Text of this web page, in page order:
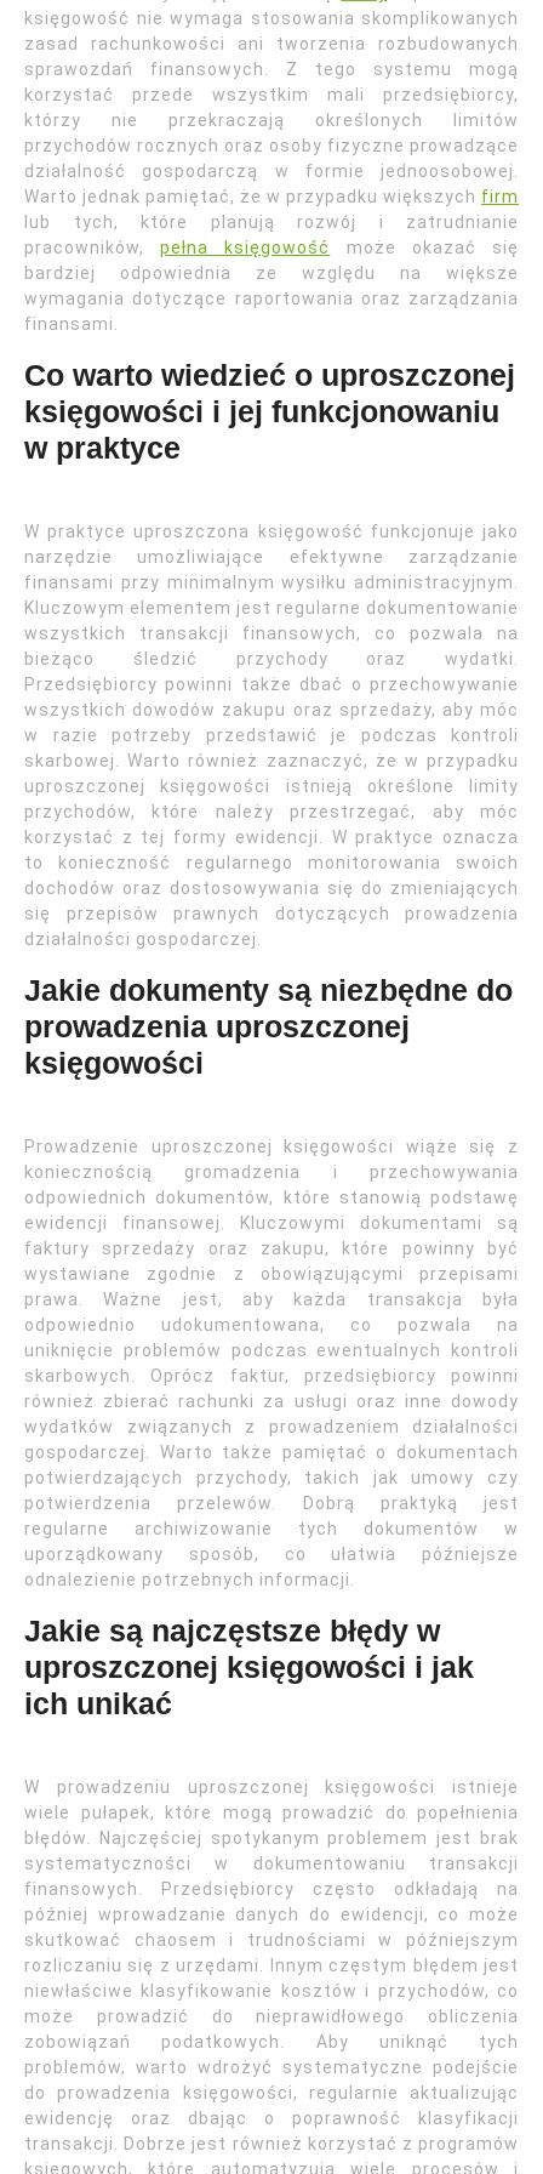
księgowość nie wymaga stosowania skomplikowanych
zasad rachunkowości ani tworzenia rozbudowanych
sprawozdań finansowych. Z tego systemu mogą
korzystać przede wszystkim mali przedsiębiorcy,
którzy nie przekraczają określonych limitów
przychodów rocznych oraz osoby fizyczne prowadzące
działalność gospodarczą w formie jednoosobowej.
Warto jednak pamiętać, że w przypadku większych firm
lub tych, które planują rozwój i zatrudnianie
pracowników,pełna księgowość
może okazać się
bardziej odpowiednia ze względu na większe
wymagania dotyczące raportowania oraz zarządzania
finansami.
Co warto wiedzieć o uproszczonej
księgowości i jej funkcjonowaniu
w praktyce
W praktyce uproszczona księgowość funkcjonuje jako
narzędzie umożliwiające efektywne zarządzanie
finansami przy minimalnym wysiłku administracyjnym.
Kluczowym elementem jest regularne dokumentowanie
wszystkich transakcji finansowych, co pozwala na
bieżąco śledzić przychody oraz wydatki.
Przedsiębiorcy powinni także dbać o przechowywanie
wszystkich dowodów zakupu oraz sprzedaży, aby móc
w razie potrzeby przedstawić je podczas kontroli
skarbowej. Warto również zaznaczyć, że w przypadku
uproszczonej księgowości istnieją określone limity
przychodów, które należy przestrzegać, aby móc
korzystać z tej formy ewidencji. W praktyce oznacza
to konieczność regularnego monitorowania swoich
dochodów oraz dostosowywania się do zmieniających
się przepisów prawnych dotyczących prowadzenia
działalności gospodarczej.
Jakie dokumenty są niezbędne do
prowadzenia uproszczonej
księgowości
Prowadzenie uproszczonej księgowości wiąże się z
koniecznością gromadzenia i przechowywania
odpowiednich dokumentów, które stanowią podstawę
ewidencji finansowej. Kluczowymi dokumentami są
faktury sprzedaży oraz zakupu, które powinny być
wystawiane zgodnie z obowiązującymi przepisami
prawa. Ważne jest, aby każda transakcja była
odpowiednio udokumentowana, co pozwala na
uniknięcie problemów podczas ewentualnych kontroli
skarbowych. Oprócz faktur, przedsiębiorcy powinni
również zbierać rachunki za usługi oraz inne dowody
wydatków związanych z prowadzeniem działalności
gospodarczej. Warto także pamiętać o dokumentach
potwierdzających przychody, takich jak umowy czy
potwierdzenia przelewów. Dobrą praktyką jest
regularne archiwizowanie tych dokumentów w
uporządkowany sposób, co ułatwia późniejsze
odnalezienie potrzebnych informacji.
Jakie są najczęstsze błędy w
uproszczonej księgowości i jak
ich unikać
W prowadzeniu uproszczonej księgowości istnieje
wiele pułapek, które mogą prowadzić do popełnienia
błędów. Najczęściej spotykanym problemem jest brak
systematyczności w dokumentowaniu transakcji
finansowych. Przedsiębiorcy często odkładają na
później wprowadzanie danych do ewidencji, co może
skutkować chaosem i trudnościami w późniejszym
rozliczaniu się z urzędami. Innym częstym błędem jest
niewłaściwe klasyfikowanie kosztów i przychodów, co
może prowadzić do nieprawidłowego obliczenia
zobowiązań podatkowych. Aby uniknąć tych
problemów, warto wdrożyć systematyczne podejście
do prowadzenia księgowości, regularnie aktualizując
ewidencję oraz dbając o poprawność klasyfikacji
transakcji. Dobrze jest również korzystać z programów
księgowych, które automatyzują wiele procesów i